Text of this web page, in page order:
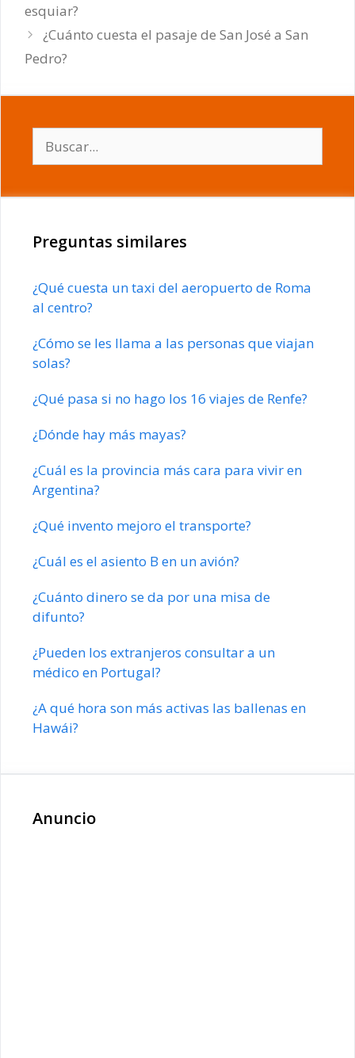
esquiar?
¿Cuánto cuesta el pasaje de San José a San
Pedro?
Preguntas similares
¿Qué cuesta un taxi del aeropuerto de Roma
al centro?
¿Cómo se les llama a las personas que viajan
solas?
¿Qué pasa si no hago los 16 viajes de Renfe?
¿Dónde hay más mayas?
¿Cuál es la provincia más cara para vivir en
Argentina?
¿Qué invento mejoro el transporte?
¿Cuál es el asiento B en un avión?
¿Cuánto dinero se da por una misa de
difunto?
¿Pueden los extranjeros consultar a un
médico en Portugal?
¿A qué hora son más activas las ballenas en
Hawái?
Anuncio